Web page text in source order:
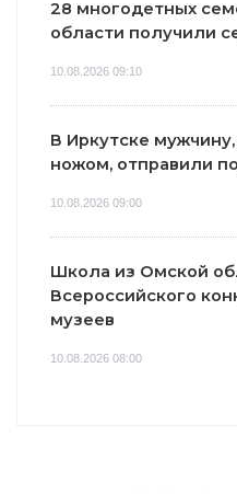
28 многодетных
области получили
10.08.2026 09:10
В Иркутске
ножом, отправили
10.08.2026 09:00
Школа из Омской
Всероссийского
музеев
10.08.2026 08:00